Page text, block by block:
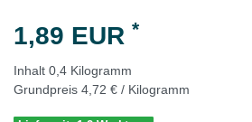
1,89 EUR *
Inhalt 0,4 Kilogramm
Grundpreis 4,72 € / Kilogramm